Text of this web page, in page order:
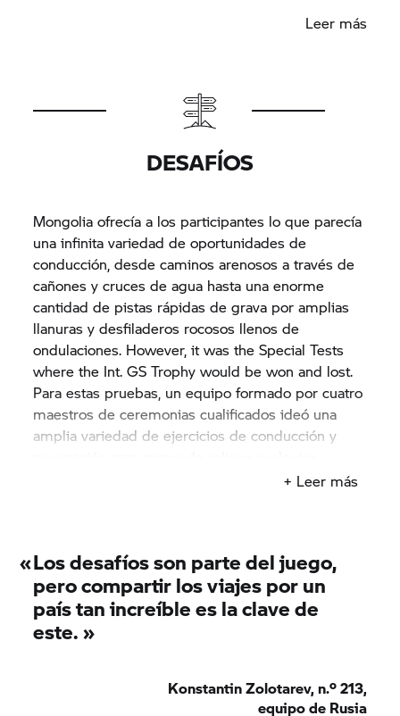
sus equipos el mayor número de puntos. En
Ganó el máximo número de puntos (50 en total),
los cuales les ayudaron a consolidarse como los
Leer más
DESAFÍOS
Mongolia ofrecía a los participantes lo que parecía
una infinita variedad de oportunidades de
conducción, desde caminos arenosos a través de
cañones y cruces de agua hasta una enorme
cantidad de pistas rápidas de grava por amplias
llanuras y desfiladeros rocosos llenos de
ondulaciones. However, it was the Special Tests
where the Int.GS Trophy would be won and lost.
Para estas pruebas, un equipo formado por cuatro
maestros de ceremonias cualificados ideó una
amplia variedad de ejercicios de conducción y
debilidad en la técnica o laguna de conocimiento.
bajo presión era lo que realmente marcaba la
diferencia. Echa un vistazo a los desafíos
individuales y los lugares en los que los pilotos
tuvieron que demostrar sus habilidades.
+ Leer más
«Los desafíos son parte del juego,
pero compartir los viajes por un
país tan increíble es la clave de
este. »
Konstantin Zolotarev, n.º 213,
equipo de Rusia